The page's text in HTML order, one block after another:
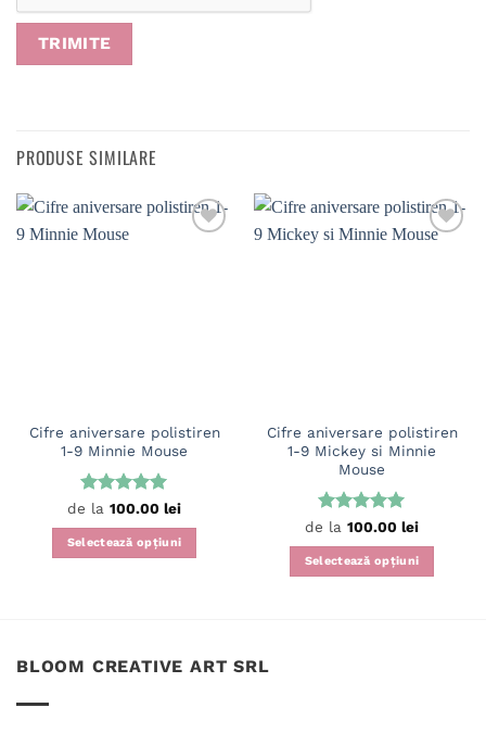
PRODUSE SIMILARE
Cifre aniversare polistiren
1-9 Minnie Mouse
Evaluat la
5din 5
de la 100.00 lei
Selectează opțiuni
multe
Cifre aniversare polistiren
1-9 Mickey si Minnie
Mouse
Evaluat la
5din 5
de la 100.00 lei
Selectează opțiuni
BLOOM CREATIVE ART SRL